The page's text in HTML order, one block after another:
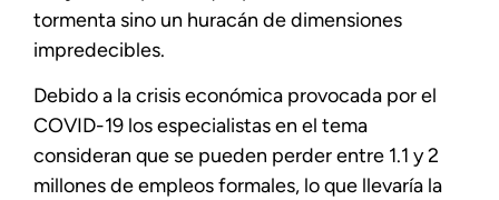
tormenta sino un huracán de dimensiones
impredecibles.
Debido a la crisis económica provocada por el
COVID-19 los especialistas en el tema
consideran que se pueden perder entre 1.1 y 2
millones de empleos formales, lo que llevaría la